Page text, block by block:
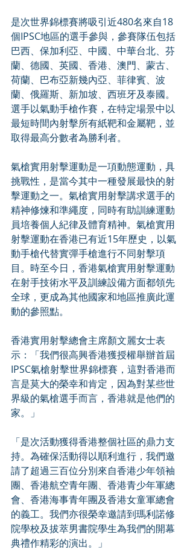
是次世界錦標賽將吸引近480名來自18
個IPSC地區的選手參與，參賽隊伍包括
巴西、保加利亞、中國、中華台北、芬
蘭、德國、英國、香港、澳門、蒙古、
荷蘭、巴布亞新幾內亞、菲律賓、波
蘭、俄羅斯、新加坡、西班牙及泰國。
選手以氣動手槍作賽，在特定場景中以
最短時間內射擊所有紙靶和金屬靶，並
取得最高分數者為勝利者。
氣槍實用射擊運動是一項動態運動，具
挑戰性，是當今其中一種發展最快的射
擊運動之一。氣槍實用射擊講求選手的
精神修煉和準繩度，同時有助訓練運動
員培養個人紀律及體育精神。氣槍實用
射擊運動在香港已有近15年歷史，以氣
動手槍代替實彈手槍進行不同射擊項
目。時至今日，香港氣槍實用射擊運動
在射手技術水平及訓練設備方面都領先
全球，更成為其他國家和地區推廣此運
動的參照點。
香港實用射擊總會主席顏文麗女士表
示：「我們很高興香港獲授權舉辦首屆
IPSC氣槍射擊世界錦標賽，這對香港而
言是莫大的榮幸和肯定，因為對某些世
界級的氣槍選手而言，香港就是他們的
家。」
「是次活動獲得香港整個社區的鼎力支
持。為確保活動得以順利進行，我們邀
請了超過三百位分別來自香港少年領袖
團、香港航空青年團、香港青少年軍總
會、香港海事青年團及香港女童軍總會
的義工。我們亦很榮幸邀請到瑪利諾修
院學校及拔萃男書院學生為我們的開幕
典禮作精彩的演出。」